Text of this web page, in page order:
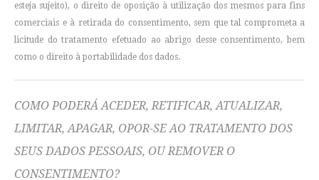
esteja sujeito), o direito de oposição à utilização dos mesmos para fins
comerciais e à retirada do consentimento, sem que tal comprometa a
licitude do tratamento efetuado ao abrigo desse consentimento, bem
como o direito à portabilidade dos dados.
COMO PODERÁ ACEDER, RETIFICAR, ATUALIZAR,
LIMITAR, APAGAR, OPOR-SE AO TRATAMENTO DOS
SEUS DADOS PESSOAIS, OU REMOVER O
CONSENTIMENTO?